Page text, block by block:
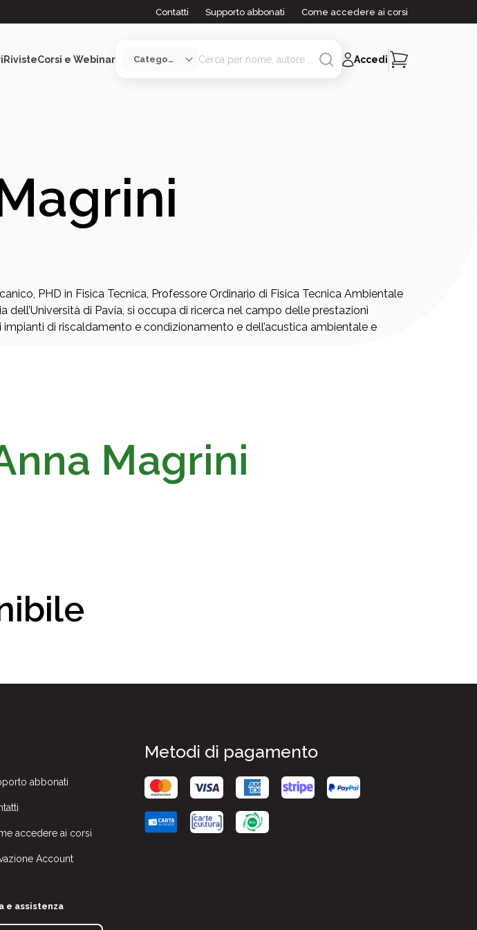
Contatti Supporto abbonati Come accedere ai corsi
RivisteCorsi e Webinar Accedi
PHD in Fisica Tecnica, Professore Ordinario di Fisica Tecnica Ambientale
dell’Università di Pavia, si occupa di ricerca nel campo delle prestazioni
di riscaldamento e condizionamento e dell’acustica ambientale e
Magrini
abbonati
accedere ai corsi
Account
e assistenza
Metodi di pagamento